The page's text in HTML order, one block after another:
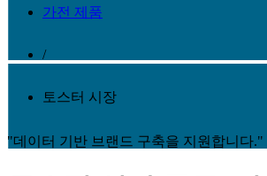
가전 ​​제품
/
토스터 시장
"데이터 기반 브랜드 구축을 지원합니다."